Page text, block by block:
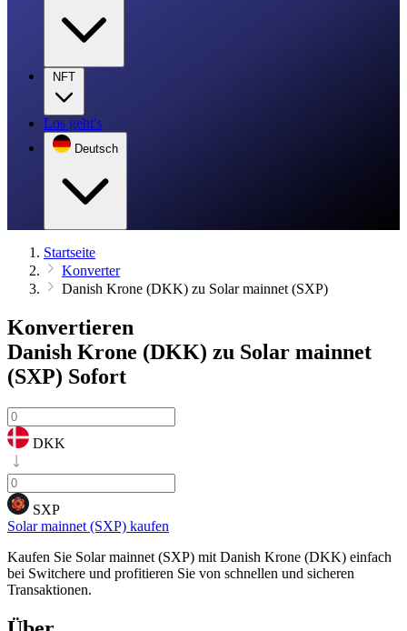
NFT
Los geht's
Deutsch
Startseite
Konverter
Danish Krone (DKK) zu Solar mainnet (SXP)
Konvertieren
Danish Krone (DKK) zu Solar mainnet
(SXP) Sofort
DKK
SXP
Solar mainnet (SXP) kaufen
Kaufen Sie Solar mainnet (SXP) mit Danish Krone (DKK) einfach
bei Switchere und profitieren Sie von schnellen und sicheren
Transaktionen.